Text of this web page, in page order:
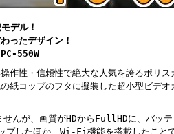
デル！
ったデザイン！
550W
作性・信頼性で絶大な人気を誇るポリ
紙コップのフタに擬装した超小型ビデオ
んが、画質がHDからFullHDに、バッ
プしたほか、Wi-Fi機能を搭載したこと